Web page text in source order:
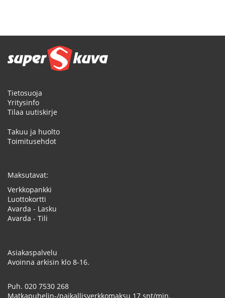
Tietosuoja
Yritysinfo
Tilaa uutiskirje
Takuu ja huolto
Toimitusehdot
Maksutavat:
Verkkopankki
Luottokortti
Avarda - Lasku
Avarda - Tili
Asiakaspalvelu
Avoinna arkisin klo 8-16.
Puh. 020 7530 268
Matkapuhelin-/paikallisverkkomaksu 17 snt/min.